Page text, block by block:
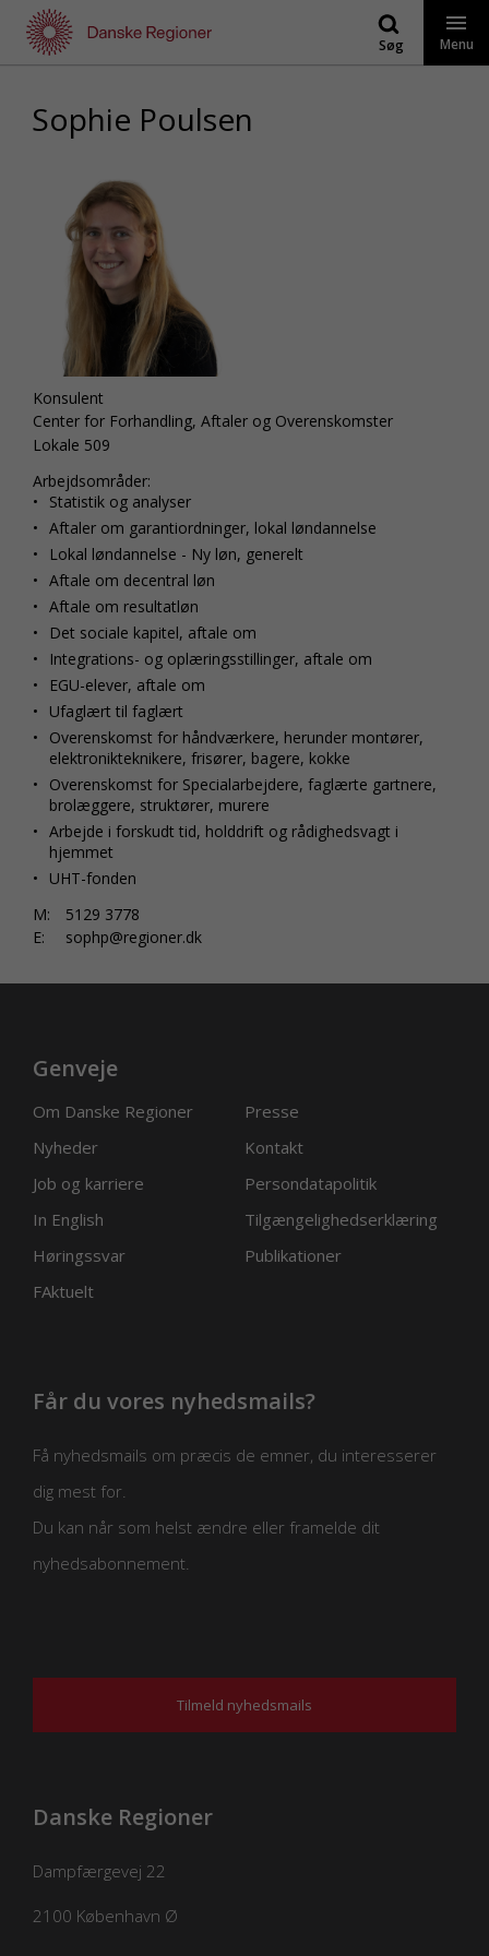
indhold
Søg Menu
Sophie Poulsen
Konsulent
Center for Forhandling, Aftaler og Overenskomster
Lokale 509
Arbejdsområder:
Statistik og analyser
Aftaler om garantiordninger, lokal løndannelse
Lokal løndannelse - Ny løn, generelt
Aftale om decentral løn
Aftale om resultatløn
Det sociale kapitel, aftale om
Integrations- og oplæringsstillinger, aftale om
EGU-elever, aftale om
Ufaglært til faglært
Overenskomst for håndværkere, herunder montører,
elektronikteknikere, frisører, bagere, kokke
Overenskomst for Specialarbejdere, faglærte gartnere,
brolæggere, struktører, murere
Arbejde i forskudt tid, holddrift og rådighedsvagt i
hjemmet
UHT-fonden
M:
5129 3778
E:
sophp@regioner.dk
Genveje
Om Danske Regioner
Presse
Nyheder
Kontakt
Job og karriere
Persondatapolitik
In English
Tilgængelighedserklæring
Høringssvar
Publikationer
FAktuelt
Får du vores nyhedsmails?
Få nyhedsmails om præcis de emner, du interesserer
dig mest for.
Du kan når som helst ændre eller framelde dit
nyhedsabonnement.
Tilmeld nyhedsmails
Danske Regioner
Dampfærgevej 22
2100 København Ø